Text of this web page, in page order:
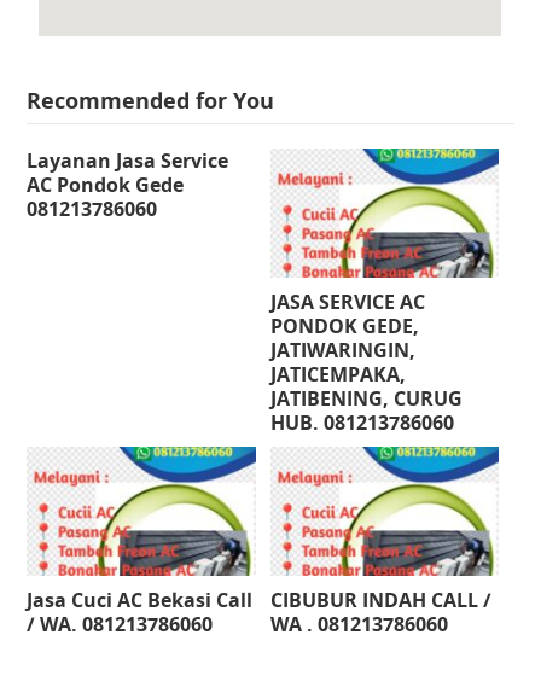
Recommended for You
Layanan Jasa Service
AC Pondok Gede
081213786060
JASA SERVICE AC
PONDOK GEDE,
JATIWARINGIN,
JATICEMPAKA,
JATIBENING, CURUG
HUB. 081213786060
Jasa Cuci AC Bekasi Call
/ WA. 081213786060
CIBUBUR INDAH CALL /
WA . 081213786060